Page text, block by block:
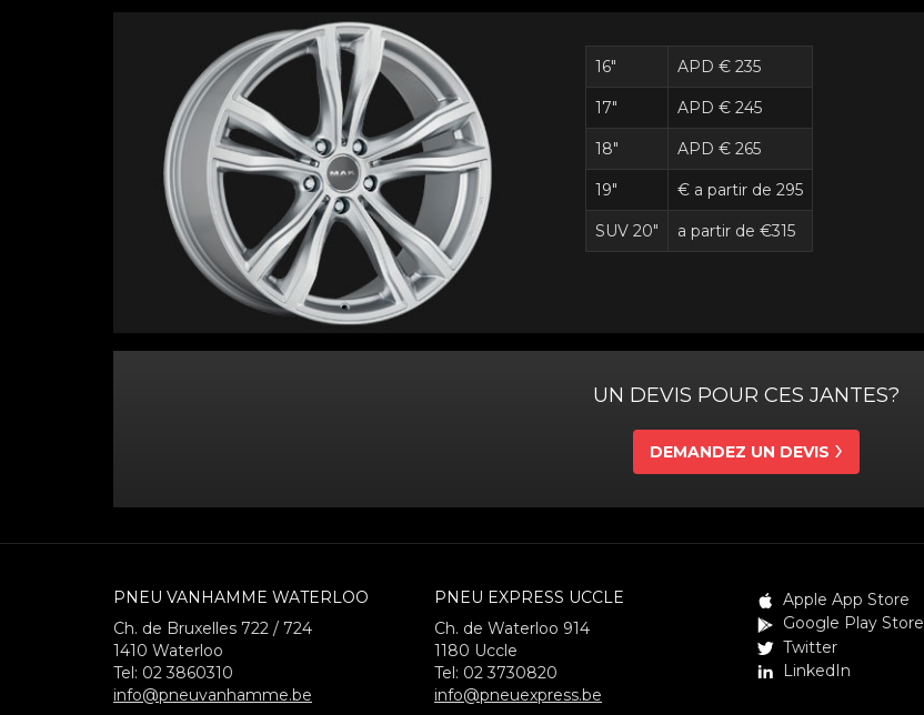
16" APD € 235
17" APD € 245
18" APD € 265
19" € a partir de 295
SUV 20" a partir de €315
UN DEVIS POUR CES JANTES?
DEMANDEZ UN DEVIS
PNEU VANHAMME WATERLOO
Ch. de Bruxelles 722 / 724
1410 Waterloo
Tel: 02 3860310
info@pneuvanhamme.be
PNEU EXPRESS UCCLE
Ch. de Waterloo 914
1180 Uccle
Tel: 02 3730820
info@pneuexpress.be
Apple App Store
Google Play Store
Twitter
LinkedIn